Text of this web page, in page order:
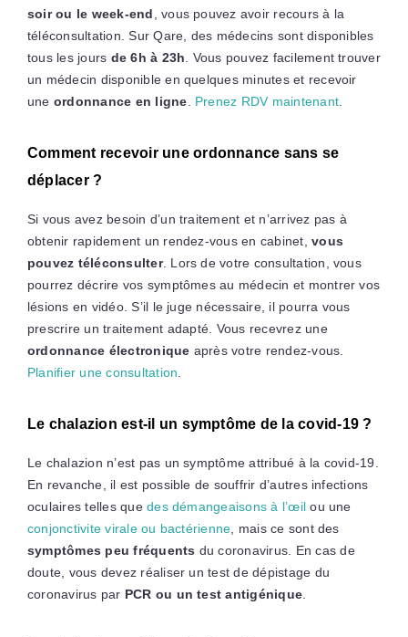
soir ou le week-end , vous pouvez avoir recours à la
téléconsultation. Sur Qare, des médecins sont disponibles
tous les jours de 6h à 23h . Vous pouvez facilement trouver
un médecin disponible en quelques minutes et recevoir
une ordonnance en ligne Prenez RDV maintenant
Comment recevoir une ordonnance sans se
déplacer ?
Si vous avez besoin d’un traitement et n’arrivez pas à
obtenir rapidement un rendez-vous en cabinet, vous
pouvez téléconsulter. Lors de votre consultation, vous
pourrez décrire vos symptômes au médecin et montrer vos
lésions en vidéo. S’il le juge nécessaire, il pourra vous
prescrire un traitement adapté. Vous recevrez une
ordonnance électronique après votre rendez-vous.
Planifier une consultation
Le chalazion est-il un symptôme de la covid-19 ?
Le chalazion n’est pas un symptôme attribué à la covid-19.
En revanche, il est possible de souffrir d’autres infections
oculaires telles quedes démangeaisons à l’œil ou une
conjonctivite virale ou bactérienne , mais ce sont des
symptômes peu fréquents du coronavirus. En cas de
doute, vous devez réaliser un test de dépistage du
coronavirus par PCR ou un test antigénique